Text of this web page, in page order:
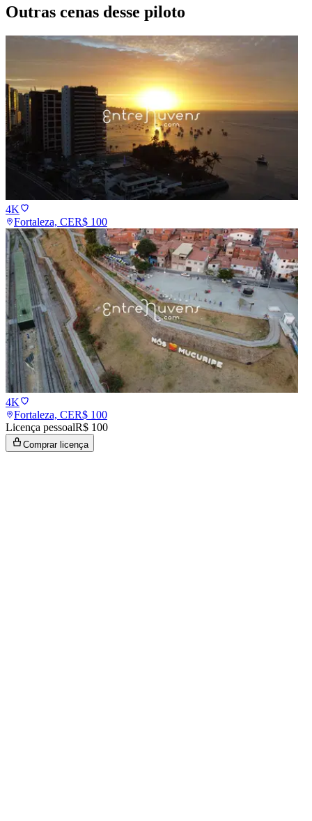
Outras cenas desse piloto
4K
Fortaleza, CER$ 100
4K
Fortaleza, CER$ 100
Licença pessoalR$ 100
Comprar licença